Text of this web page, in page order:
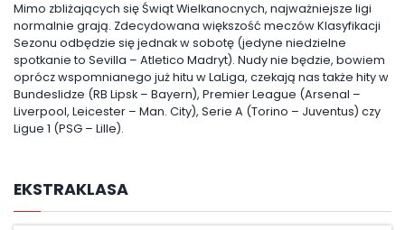
EKSTRAKLASA
Mimo zbliżających się Świąt Wielkanocnych, najważniejsze ligi
normalnie grają. Zdecydowana większość meczów Klasyfikacji
Sezonu odbędzie się jednak w sobotę (jedyne niedzielne
spotkanie to Sevilla – Atletico Madryt). Nudy nie będzie, bowiem
oprócz wspomnianego już hitu w LaLiga, czekają nas także hity w
Bundeslidze (RB Lipsk – Bayern), Premier League (Arsenal –
Liverpool, Leicester – Man. City), Serie A (Torino – Juventus) czy
Ligue 1 (PSG – Lille).